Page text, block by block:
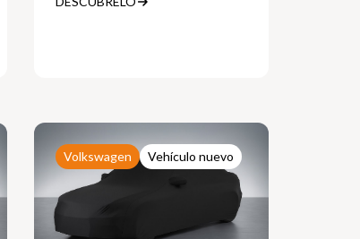
Volkswagen Vehículo nuevo